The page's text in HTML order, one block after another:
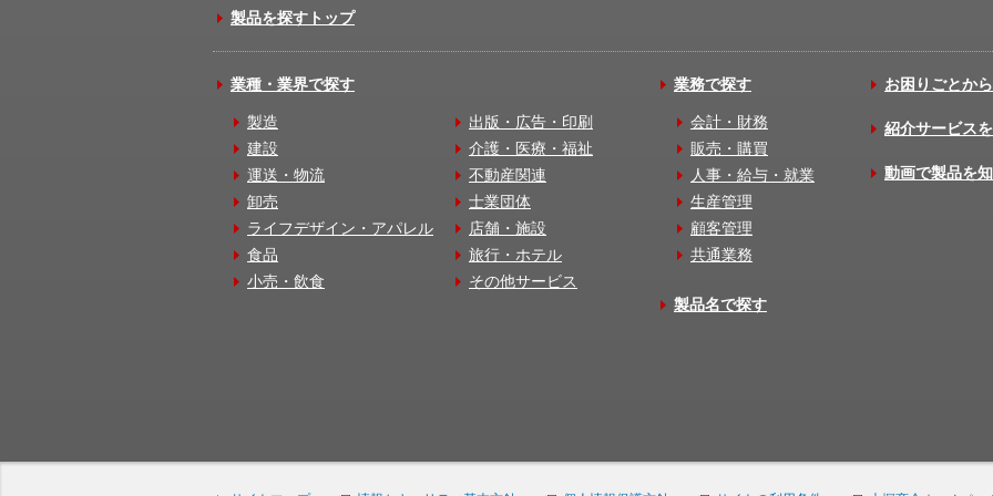
製品を探すトップ
業種・業界で探す
製造
建設
運送・物流
卸売
ライフデザイン・アパレル
食品
小売・飲食
出版・広告・印刷
介護・医療・福祉
不動産関連
士業団体
店舗・施設
旅行・ホテル
その他サービス
業務で探す
会計・財務
販売・購買
人事・給与・就業
生産管理
顧客管理
共通業務
製品名で探す
お困りごとか
紹介サービス
動画で製品を